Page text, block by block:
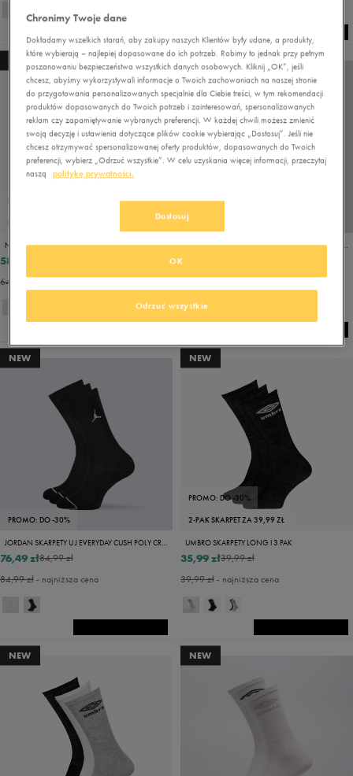
NEW
PROMO: DO -30%
PRODUKT SPECJALNY
NIKE SKARPETY 3PPK VALUE COTTON CREW
58,49 zł
64,99 zł- najniższa cena
NEW
PROMO: DO -30%
JORDAN SKARPETY U J EVERYDAY CUSH POLY CREW 3PR
76,49 zł
84,99 zł- najniższa cena
NEW
PROMO: DO -30%
JORDAN SKARPETY U J EVERYDAY CUSH POLY CREW 3PR
84,99 zł
76,49 zł
84,99 zł- najniższa cena
NEW
PROMO: DO -30%
2-PAK SKARPET ZA 39,99 ZŁ
UMBRO SKARPETY LONG I 3 PAK
39,99 zł
35,99 zł
39,99 zł- najniższa cena
NEW NEW
Chronimy Twoje dane
Dokładamy wszelkich starań, aby zakupy naszych Klientów były udane, a produkty,
które wybierają – najlepiej dopasowane do ich potrzeb. Robimy to jednak przy pełnym
poszanowaniu bezpieczeństwa wszystkich danych osobowych. Kliknij „OK”, jeśli
chcesz, abyśmy wykorzystywali informacje o Twoich zachowaniach na naszej stronie
do przygotowania personalizowanych specjalnie dla Ciebie treści, w tym rekomendacji
produktów dopasowanych do Twoich potrzeb i zainteresowań, spersonalizowanych
reklam czy zapamiętywanie wybranych preferencji. W każdej chwili możesz zmienić
swoją decyzję i ustawienia dotyczące plików cookie wybierając „Dostosuj”. Jeśli nie
chcesz otrzymywać spersonalizowanej oferty produktów, dopasowanych do Twoich
preferencji, wybierz „Odrzuć wszystkie”. W celu uzyskania więcej informacji, przeczytaj
naszą
politykę prywatności.
Dostosuj
Odrzuć wszystkie
OK